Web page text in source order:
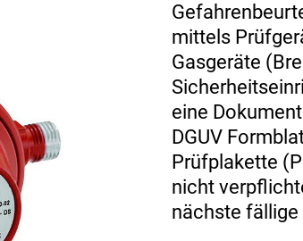
mittels
Gasgeräte
eine
DGUV
Prüfplakette
nicht
nächste